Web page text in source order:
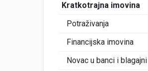
Kratkotrajna imovina
Potraživanja
Financijska imovina
Novac u banci i blagajni